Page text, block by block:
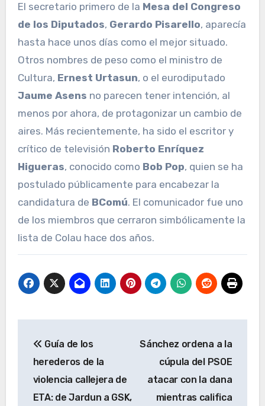
El secretario primero de la Mesa del Congreso
de los Diputados, Gerardo Pisarello, aparecía
hasta hace unos días como el mejor situado.
Otros nombres de peso como el ministro de
Cultura, Ernest Urtasun, o el eurodiputado
Jaume Asens no parecen tener intención, al
menos por ahora, de protagonizar un cambio de
aires. Más recientemente, ha sido el escritor y
crítico de televisión Roberto Enríquez
Higueras, conocido como Bob Pop, quien se ha
postulado públicamente para encabezar la
candidatura de BComú. El comunicador fue uno
de los miembros que cerraron simbólicamente la
lista de Colau hace dos años.
de
entradas
Guía de los
herederos de la
violencia callejera de
ETA: de Jardun a GSK,
Sánchez ordena a la
cúpula del PSOE
atacar con la dana
mientras califica